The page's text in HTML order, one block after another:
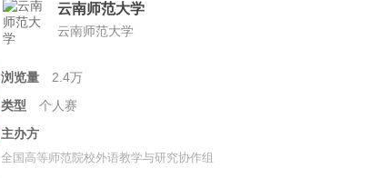
云南师范大学
云南师范大学
浏览量
2.4万
类型
个人赛
主办方
全国高等师范院校外语教学与研究协作组